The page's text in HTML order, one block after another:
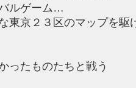
ルゲーム…
東京２３区のマップを駆
ったものたちと戦う